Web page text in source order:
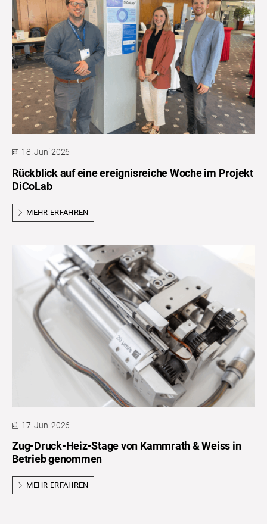
18. Juni 2026
Rückblick auf eine ereignisreiche Woche im Projekt
DiCoLab
MEHR ERFAHREN
17. Juni 2026
Zug-Druck-Heiz-Stage von Kammrath & Weiss in
Betrieb genommen
MEHR ERFAHREN